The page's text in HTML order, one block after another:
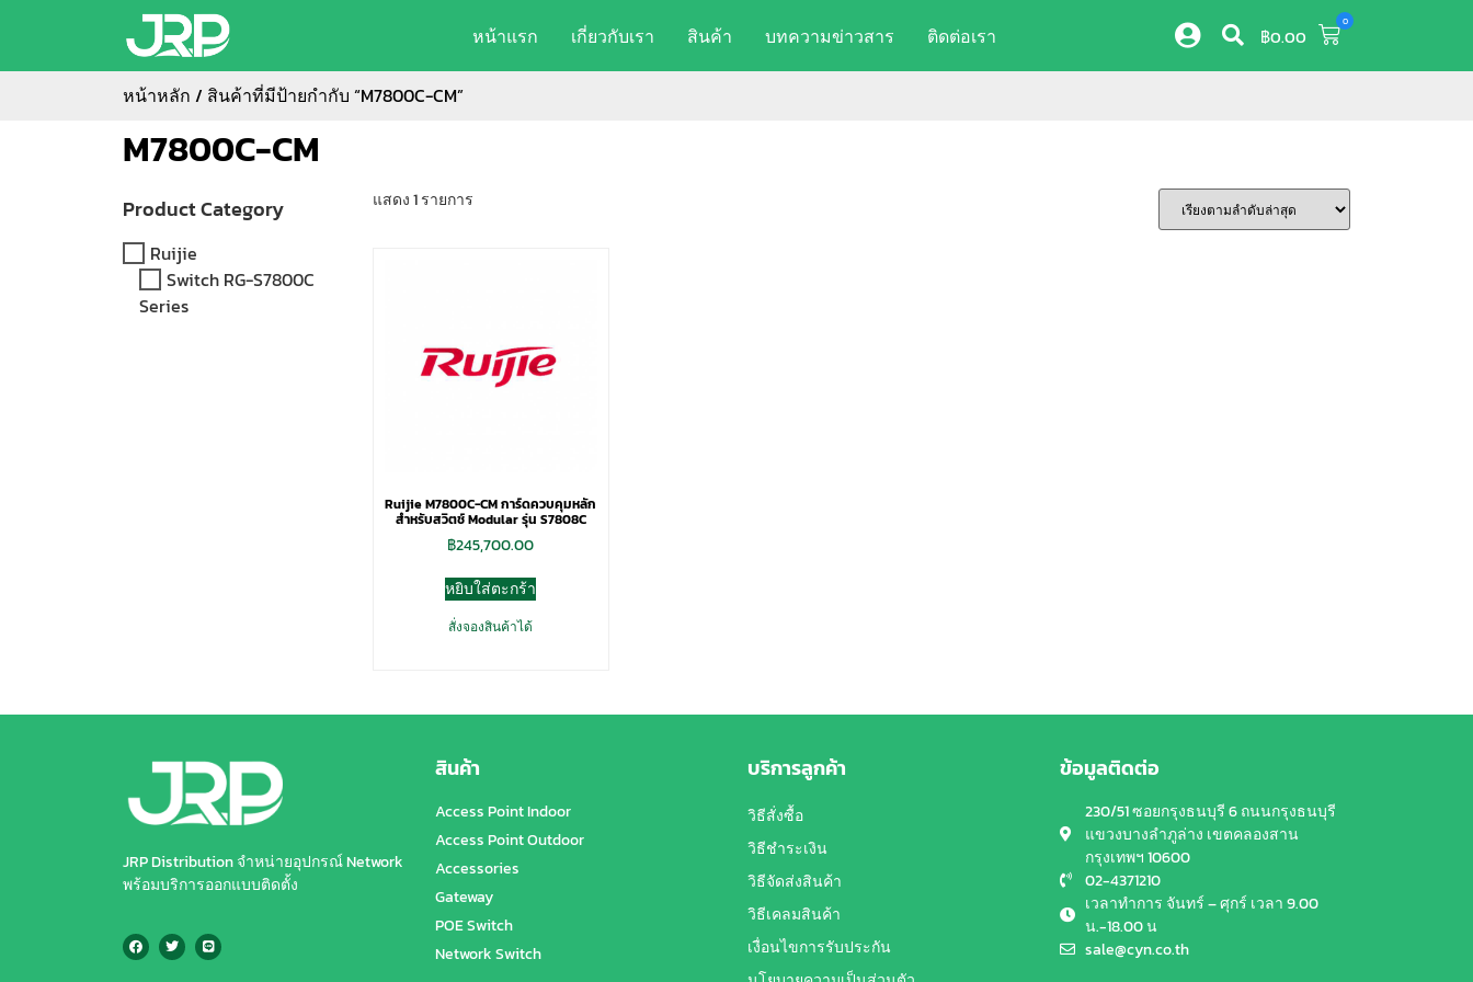
หน้าแรก เกี่ยวกับเรา สินค้า บทความข่าวสาร ติดต่อเรา ฿0.00
0
หน้าหลัก / สินค้าที่มีป้ายกำกับ “M7800C-CM”
M7800C-CM
Product Category
Ruijie
Switch RG-S7800C
Series
แสดง 1 รายการ
Ruijie M7800C-CM การ์ดควบคุมหลัก
สำหรับสวิตช์ Modular รุ่น S7808C
฿245,700.00
หยิบใส่ตะกร้า
สั่งจองสินค้าได้
JRP Distribution จำหน่ายอุปกรณ์ Network
พร้อมบริการออกแบบติดตั้ง
สินค้า
Access Point Indoor
Access Point Outdoor
Accessories
Gateway
POE Switch
Network Switch
บริการลูกค้า
วิธีสั่งซื้อ
วิธีชำระเงิน
วิธีจัดส่งสินค้า
วิธีเคลมสินค้า
เงื่อนไขการรับประกัน
ข้อมูลติดต่อ
230/51 ซอยกรุงธนบุรี 6 ถนนกรุงธนบุรี
แขวงบางลำภูล่าง เขตคลองสาน
กรุงเทพฯ 10600
02-4371210
เวลาทำการ จันทร์ – ศุกร์ เวลา 9.00
น.-18.00 น
sale@cyn.co.th